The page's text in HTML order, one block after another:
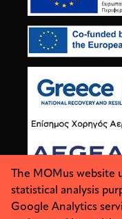
The MOMus website
statistical analysis
Google Analytics